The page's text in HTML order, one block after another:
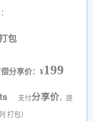
包
分享价： ¥199
支付分享价，提
打包）